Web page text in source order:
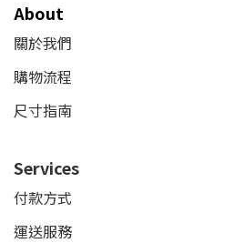
About
關於我們
購物流程
尺寸指南
Services
付款方式
運送服務